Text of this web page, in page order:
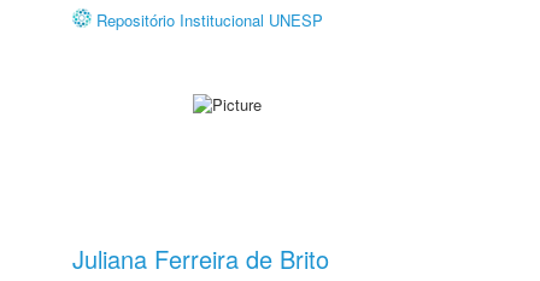
Repositório Institucional UNESP
Juliana Ferreira de Brito